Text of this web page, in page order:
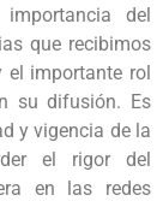
del
que recibimos
el importante rol
su difusión. Es
y vigencia de la
el rigor del
en las redes